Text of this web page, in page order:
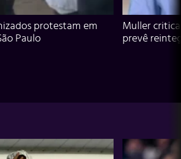
protestam em
Paulo
Muller
prevê